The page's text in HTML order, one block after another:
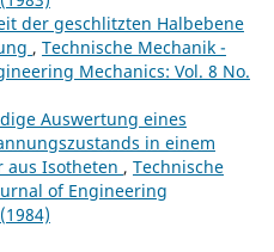
der geschlitzten Halbebene
, Technische Mechanik -
Mechanics: Vol. 8 No.
Auswertung eines
in einem
aus Isotheten , Technische
of Engineering